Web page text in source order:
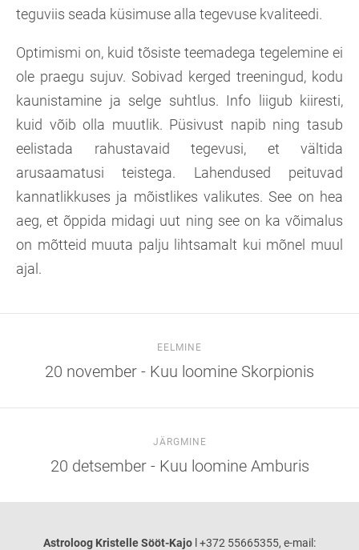
teguviis seada küsimuse alla tegevuse kvaliteedi.
Optimismi on, kuid tõsiste teemadega tegelemine ei
ole praegu sujuv. Sobivad kerged treeningud, kodu
kaunistamine ja selge suhtlus. Info liigub kiiresti,
kuid võib olla muutlik. Püsivust napib ning tasub
eelistada rahustavaid tegevusi, et vältida
arusaamatusi teistega. Lahendused peituvad
kannatlikkuses ja mõistlikes valikutes. See on hea
aeg, et õppida midagi uut ning see on ka võimalus
on mõtteid muuta palju lihtsamalt kui mõnel muul
ajal.
EELMINE
20 november - Kuu loomine Skorpionis
JÄRGMINE
20 detsember - Kuu loomine Amburis
Astroloog Kristelle Sööt-Kajo l +372 55665355, e-mail: